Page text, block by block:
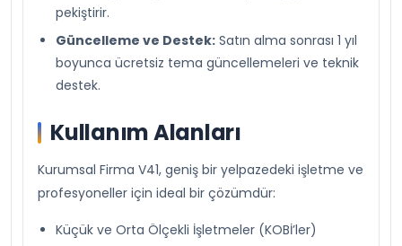
pekiştirir.
Güncelleme ve Destek: Satın alma sonrası 1 yıl
boyunca ücretsiz tema güncellemeleri ve teknik
destek.
Kullanım Alanları
Kurumsal Firma V41, geniş bir yelpazedeki işletme ve
profesyoneller için ideal bir çözümdür:
Küçük ve Orta Ölçekli İşletmeler (KOBİ’ler)